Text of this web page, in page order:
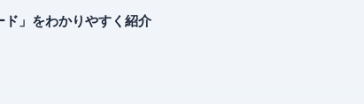
金ルール87
」をわかりやすく紹介